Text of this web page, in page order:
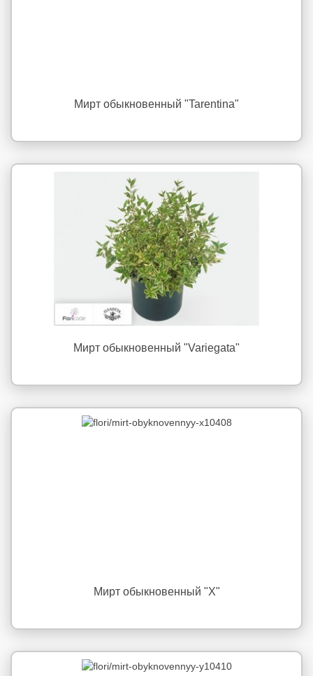
Мирт обыкновенный "Tarentina"
Мирт обыкновенный "Variegata"
Мирт обыкновенный "X"